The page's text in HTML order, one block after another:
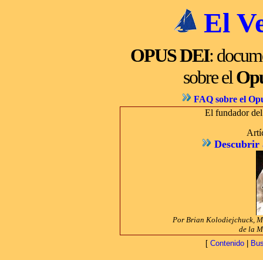
El
OPUS DEI:
sobre el
FAQ sobre el
El fundador
Descubrir
Por Brian Kolodiejchuck,
de la
[ Contenido